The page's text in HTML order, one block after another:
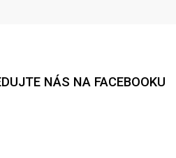
NÁS NA FACEBOOKU